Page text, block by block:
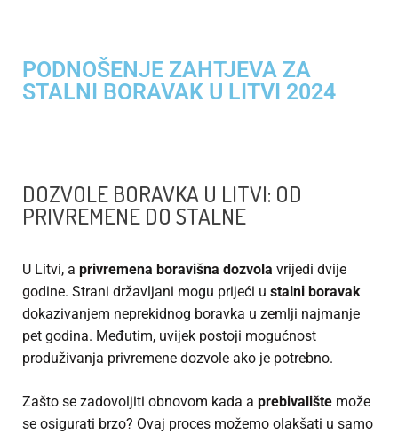
PODNOŠENJE ZAHTJEVA ZA
STALNI BORAVAK U LITVI 2024
DOZVOLE BORAVKA U LITVI: OD
PRIVREMENE DO STALNE
U Litvi, a privremena boravišna dozvola vrijedi dvije
godine. Strani državljani mogu prijeći u stalni boravak
dokazivanjem neprekidnog boravka u zemlji najmanje
pet godina. Međutim, uvijek postoji mogućnost
produživanja privremene dozvole ako je potrebno.
Zašto se zadovoljiti obnovom kada a prebivalište može
se osigurati brzo? Ovaj proces možemo olakšati u samo